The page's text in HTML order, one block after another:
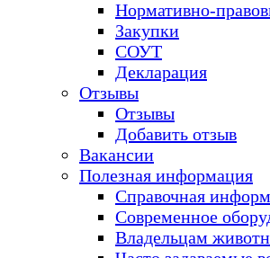
Нормативно-
Закупки
СОУТ
Декларация
Отзывы
Отзывы
Добавить отзыв
Вакансии
Полезная информация
Справочная
Современное
Владельцам